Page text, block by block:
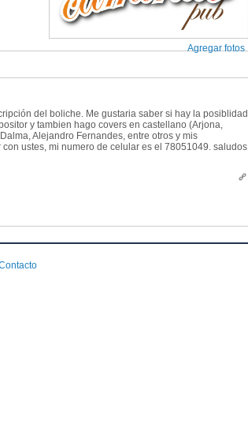
Agregar fotos
del boliche. Me gustaria saber si hay la posiblidad
y tambien hago covers en castellano (Arjona,
Alejandro Fernandes, entre otros y mis
ustes, mi numero de celular es el 78051049. saludos